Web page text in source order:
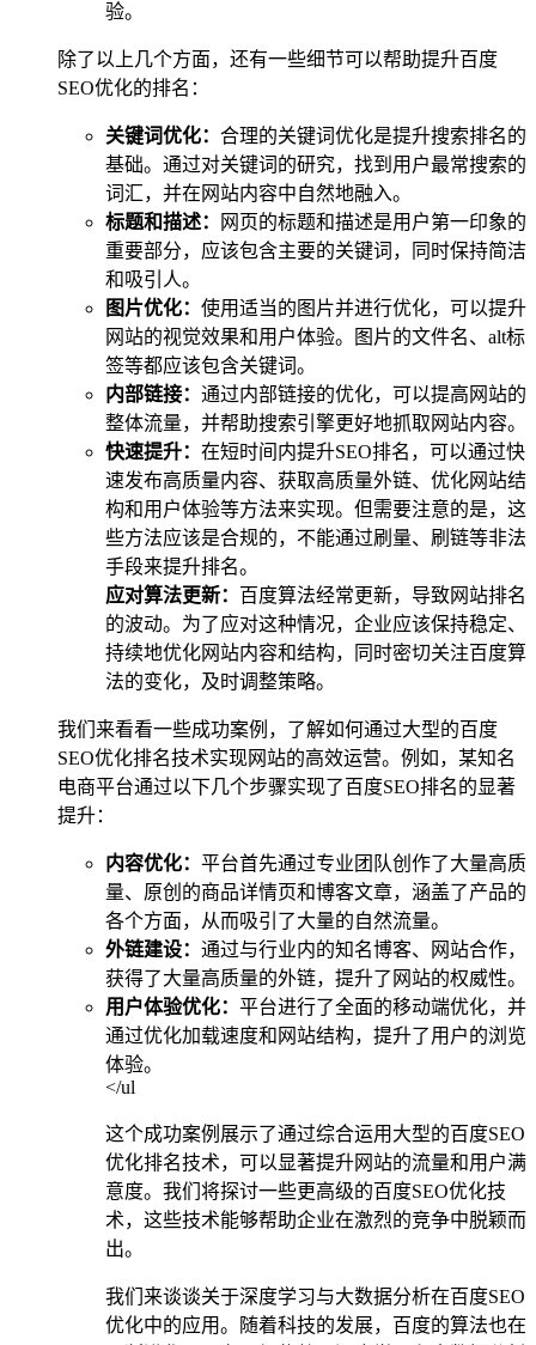
验。
除了以上几个方面，还有一些细节可以帮助提升百度
SEO优化的排名：
关键词优化： 合理的关键词优化是提升搜索排名的
基础。通过对关键词的研究，找到用户最常搜索的
词汇，并在网站内容中自然地融入。
标题和描述：
网页的标题和描述是用户第一印象的
重要部分，应该包含主要的关键词，同时保持简洁
和吸引人。
图片优化： 使用适当的图片并进行优化，可以提升
网站的视觉效果和用户体验。图片的文件名、alt标
签等都应该包含关键词。
内部链接： 通过内部链接的优化，可以提高网站的
整体流量，并帮助搜索引擎更好地抓取网站内容。
快速提升： 在短时间内提升SEO排名，可以通过快
速发布高质量内容、获取高质量外链、优化网站结
构和用户体验等方法来实现。但需要注意的是，这
些方法应该是合规的，不能通过刷量、刷链等非法
手段来提升排名。
应对算法更新： 百度算法经常更新，导致网站排名
的波动。为了应对这种情况，企业应该保持稳定、
持续地优化网站内容和结构，同时密切关注百度算
法的变化，及时调整策略。
我们来看看一些成功案例，了解如何通过大型的百度
SEO优化排名技术实现网站的高效运营。例如，某知名
电商平台通过以下几个步骤实现了百度SEO排名的显著
提升：
内容优化： 平台首先通过专业团队创作了大量高质
量、原创的商品详情页和博客文章，涵盖了产品的
各个方面，从而吸引了大量的自然流量。
外链建设： 通过与行业内的知名博客、网站合作，
获得了大量高质量的外链，提升了网站的权威性。
用户体验优化： 平台进行了全面的移动端优化，并
通过优化加载速度和网站结构，提升了用户的浏览
体验。
</ul
这个成功案例展示了通过综合运用大型的百度SEO
优化排名技术，可以显著提升网站的流量和用户满
意度。我们将探讨一些更高级的百度SEO优化技
术，这些技术能够帮助企业在激烈的竞争中脱颖而
出。
我们来谈谈关于深度学习与大数据分析在百度SEO
优化中的应用。随着科技的发展，百度的算法也在